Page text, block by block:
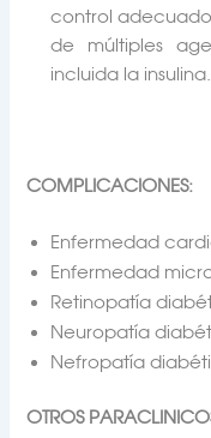
control adecuado
de múltiples
incluida la insulina.
COMPLICACIONES:
Enfermedad
Enfermedad
Retinopatía
Neuropatía
Nefropatía
OTROS